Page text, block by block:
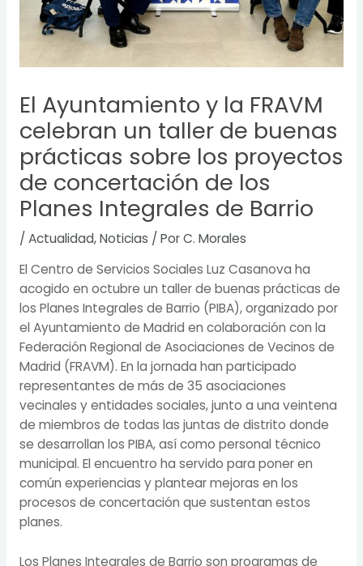
El Ayuntamiento y la FRAVM
celebran un taller de buenas
prácticas sobre los proyectos
de concertación de los
Planes Integrales de Barrio
/ Actualidad,Noticias / PorC. Morales
El Centro de Servicios Sociales Luz Casanova ha
acogido en octubre un taller de buenas prácticas de
los Planes Integrales de Barrio (PIBA), organizado por
el Ayuntamiento de Madrid en colaboración con la
Federación Regional de Asociaciones de Vecinos de
Madrid (FRAVM). En la jornada han participado
representantes de más de 35 asociaciones
vecinales y entidades sociales, junto a una veintena
de miembros de todas las juntas de distrito donde
se desarrollan los PIBA, así como personal técnico
municipal. El encuentro ha servido para poner en
común experiencias y plantear mejoras en los
procesos de concertación que sustentan estos
planes.
Los Planes Integrales de Barrio son programas de